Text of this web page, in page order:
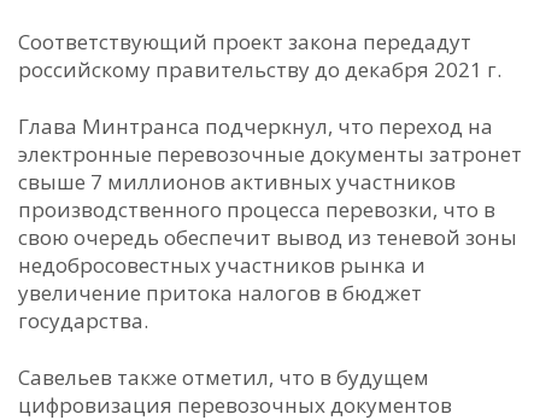
Соответствующий проект закона передадут
российскому правительству до декабря 2021 г.
Глава Минтранса подчеркнул, что переход на
электронные перевозочные документы затронет
свыше 7 миллионов активных участников
производственного процесса перевозки, что в
свою очередь обеспечит вывод из теневой зоны
недобросовестных участников рынка и
увеличение притока налогов в бюджет
государства.
Савельев также отметил, что в будущем
цифровизация перевозочных документов